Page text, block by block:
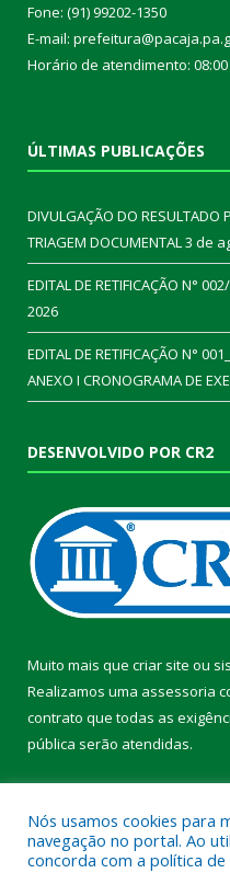
Fone: (91) 99202-1350
E-mail:
Horário de atendimento: 08:00
ÚLTIMAS PUBLICAÇÕES
DIVULGAÇÃO DO RESULTADO
TRIAGEM DOCUMENTAL3 de
EDITAL DE RETIFICAÇÃO N°
2026
EDITAL DE RETIFICAÇÃO N°
ANEXO I CRONOGRAMA DE
DESENVOLVIDO POR CR2
Muito mais que criar site ou
Realizamos uma assessoria
contrato que todas as
pública serão atendidas.
Nós usamos cookies para
navegação no portal. Ao
concorda com a política